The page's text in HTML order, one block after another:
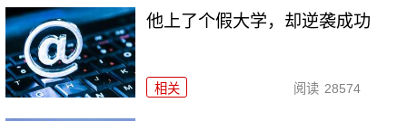
他上了个假大学，却逆袭成功
相关 阅读 28574